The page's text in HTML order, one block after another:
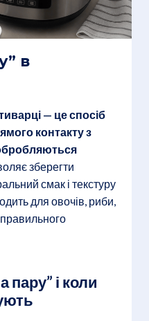
в
— це спосіб
контакту з
зберегти
смак і текстуру
для овочів, риби,
правильного
і коли